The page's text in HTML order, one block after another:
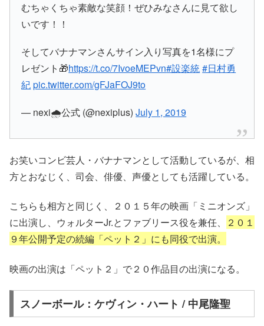
むちゃくちゃ素敵な笑顔！ぜひみなさんに見て欲し
いです！！
そしてバナナマンさんサイン入り写真を1名様にプ
レゼント🎁https://t.co/7IvoeMEPvn#設楽統#日村勇
紀pic.twitter.com/gFJaFOJ9to
— nexi🌧️公式 (@nexiplus)July 1, 2019
お笑いコンビ芸人・バナナマンとして活動しているが、相
方とおなじく、司会、俳優、声優としても活躍している。
こちらも相方と同じく、２０１５年の映画「ミニオンズ」
に出演し、ウォルターJr.とファブリース役を兼任、
２０１
９年公開予定の続編「ペット２」にも同役で出演。
映画の出演は「ペット２」で２０作品目の出演になる。
スノーボール：ケヴィン・ハート / 中尾隆聖